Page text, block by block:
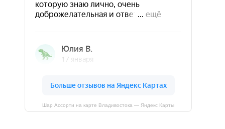
Шар Ассорти на карте Владивостока — Яндекс Карты